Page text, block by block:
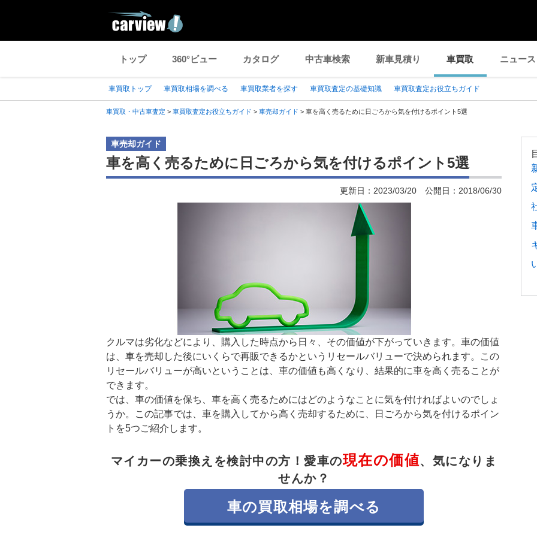
トップ 360°ビュー カタログ 中古車検索 新車見積り 車買取 ニュース
車買取トップ 車買取相場を調べる 車買取業者を探す 車買取査定の基礎知識 車買取査定お役立ちガイド
車買取・中古車査定 > 車買取査定お役立ちガイド > 車売却ガイド > 車を高く売るために日ごろから気を付けるポイント5選
車売却ガイド
車を高く売るために日ごろから気を付けるポイント5選
公開日： 2018/06/30
更新日： 2023/03/20
クルマは劣化などにより、購入した時点から日々、その価値が下がっていきます。車の価値
は、車を売却した後にいくらで再販できるかというリセールバリューで決められます。この
リセールバリューが高いということは、車の価値も高くなり、結果的に車を高く売ることが
できます。
では、車の価値を保ち、車を高く売るためにはどのようなことに気を付ければよいのでしょ
うか。この記事では、車を購入してから高く売却するために、日ごろから気を付けるポイン
トを5つご紹介します。
マイカーの乗換えを検討中の方！愛車の現在の価値、気になりま
せんか？
車の買取相場を調べる